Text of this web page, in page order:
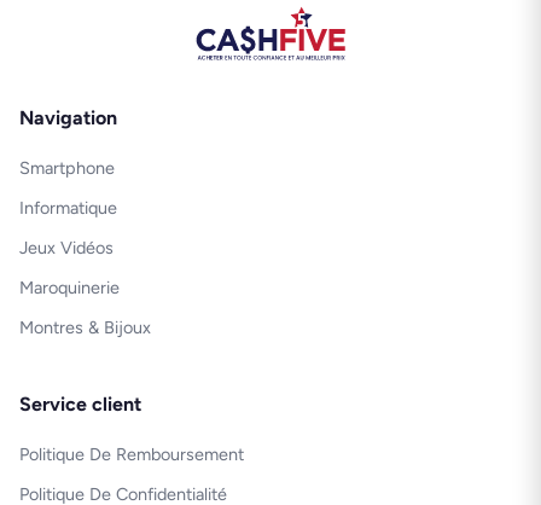
Navigation
Smartphone
Informatique
Jeux Vidéos
Maroquinerie
Montres & Bijoux
Service client
Politique De Remboursement
Politique De Confidentialité